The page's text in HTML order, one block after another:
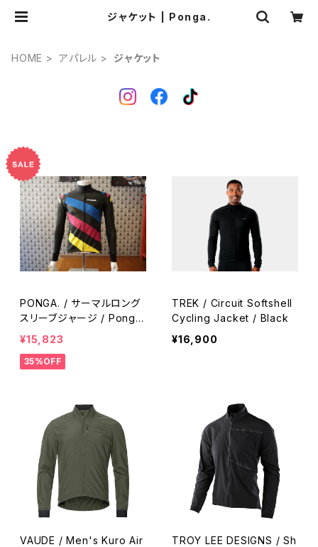
ジャケット | Ponga.
HOME アパレル ジャケット
PONGA. / サーマルロング
スリーブジャージ / Pongar
a
¥15,823
35%OFF
TREK / Circuit Softshell
Cycling Jacket / Black
¥16,900
VAUDE / Men's Kuro Air
TROY LEE DESIGNS / Sh